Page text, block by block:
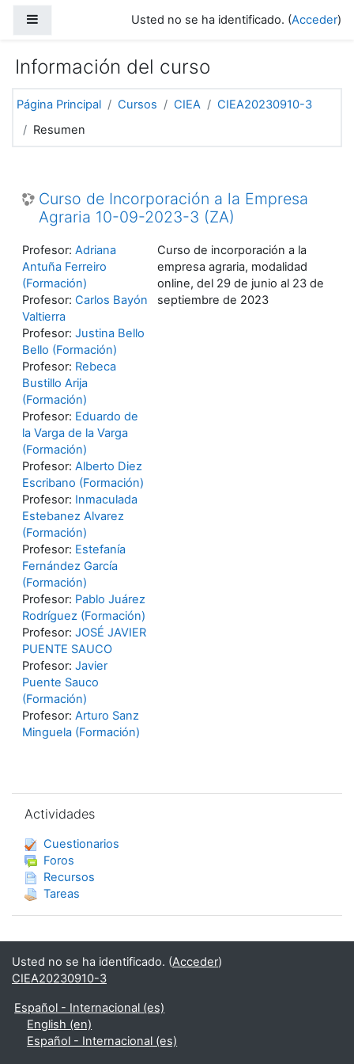
Usted no se ha identificado. (Acceder)
Información del curso
Página Principal Cursos CIEA
CIEA20230910-3
Resumen
Curso de Incorporación a la Empresa
Agraria 10-09-2023-3 (ZA)
Curso de incorporación a la
empresa agraria, modalidad
online, del 29 de junio al 23 de
septiembre de 2023
Profesor: Adriana
Antuña Ferreiro
(Formación)
Profesor: Carlos Bayón
Valtierra
Profesor: Justina Bello
Bello (Formación)
Profesor: Rebeca
Bustillo Arija
(Formación)
Profesor: Eduardo de
la Varga de la Varga
(Formación)
Profesor: Alberto Diez
Escribano (Formación)
Profesor: Inmaculada
Estebanez Alvarez
(Formación)
Profesor: Estefanía
Fernández García
(Formación)
Profesor: Pablo Juárez
Rodríguez (Formación)
Profesor: JOSÉ JAVIER
PUENTE SAUCO
Profesor: Javier
Puente Sauco
(Formación)
Profesor: Arturo Sanz
Minguela (Formación)
Actividades
Cuestionarios
Foros
Recursos
Tareas
Usted no se ha identificado. (Acceder)
CIEA20230910-3
Español - Internacional ‎(es)‎
English ‎(en)‎
Español - Internacional ‎(es)‎